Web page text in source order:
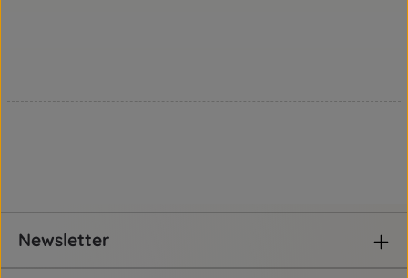
Newsletter